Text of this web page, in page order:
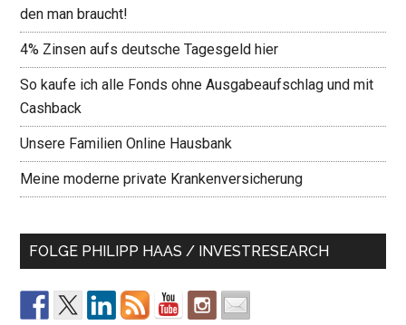
den man braucht!
4% Zinsen aufs deutsche Tagesgeld hier
So kaufe ich alle Fonds ohne Ausgabeaufschlag und mit
Cashback
Unsere Familien Online Hausbank
Meine moderne private Krankenversicherung
FOLGE PHILIPP HAAS / INVESTRESEARCH